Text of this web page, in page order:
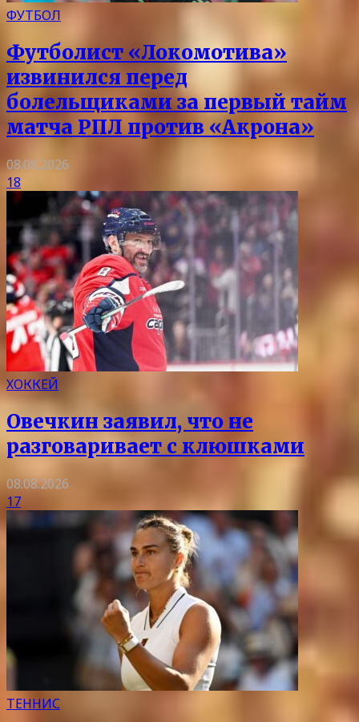
ФУТБОЛ
Футболист «Локомотива»
извинился перед
болельщиками за первый тайм
матча РПЛ против «Акрона»
08.08.2026
18
ХОККЕЙ
Овечкин заявил, что не
разговаривает с клюшками
08.08.2026
17
ТЕННИС